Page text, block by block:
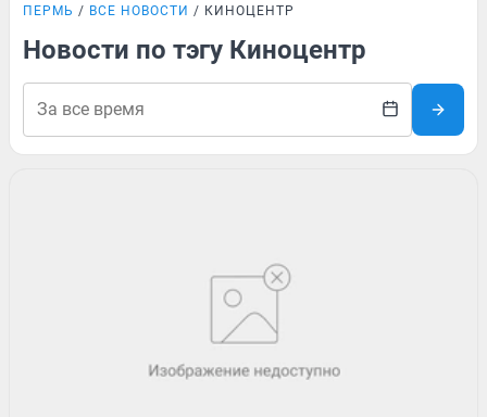
ПЕРМЬ ВСЕ НОВОСТИ КИНОЦЕНТР
Новости по тэгу Киноцентр